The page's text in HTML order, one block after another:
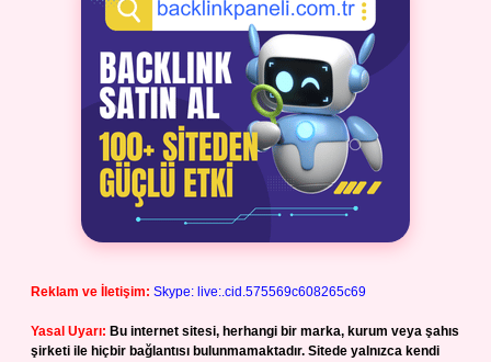
Reklam ve İletişim: Skype: live:.cid.575569c608265c69
Yasal Uyarı: Bu internet sitesi, herhangi bir marka, kurum veya şahıs
şirketi ile hiçbir bağlantısı bulunmamaktadır. Sitede yalnızca kendi